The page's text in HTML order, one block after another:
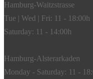
Hamburg-Waitzstrasse
Tue | Wed | Fri: 11 - 18:00h
Saturday: 11 - 14:00h
Hamburg-Alsterarkaden
Monday - Saturday: 11 -